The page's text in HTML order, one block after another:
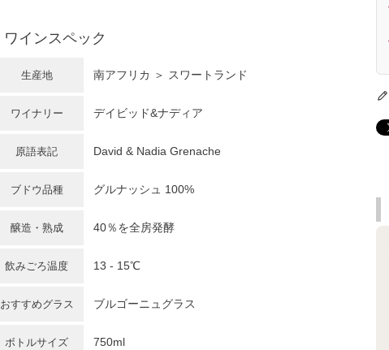
ワインスペック
生産地 南アフリカ ＞ スワートランド
ワイナリー デイビッド&ナディア
原語表記 David & Nadia Grenache
ブドウ品種 グルナッシュ 100%
醸造・熟成 40％を全房発酵
飲みごろ温度 13 - 15℃
おすすめグラス ブルゴーニュグラス
ボトルサイズ 750ml